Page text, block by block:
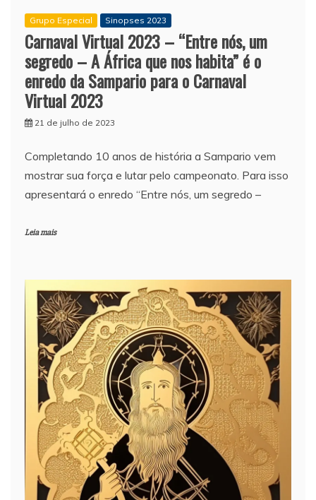
Grupo Especial Sinopses 2023
Carnaval Virtual 2023 – “Entre nós, um
segredo – A África que nos habita” é o
enredo da Sampario para o Carnaval
Virtual 2023
21 de julho de 2023
Completando 10 anos de história a Sampario vem
mostrar sua força e lutar pelo campeonato. Para isso
apresentará o enredo “Entre nós, um segredo –
Leia mais